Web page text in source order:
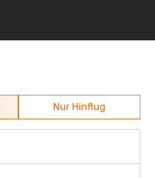
Nur Hinflug